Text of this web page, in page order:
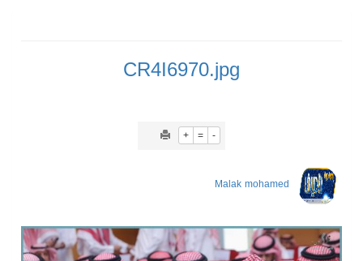
CR4I6970.jpg
+ = -
Malak mohamed